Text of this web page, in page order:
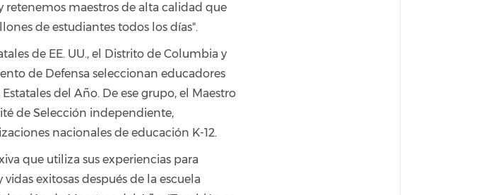
maestros de alta calidad que
de estudiantes todos los días".
de EE. UU., el Distrito de Columbia y
de Defensa seleccionan educadores
del Año. De ese grupo, el Maestro
de Selección independiente,
nacionales de educación K-12.
que utiliza sus experiencias para
exitosas después de la escuela